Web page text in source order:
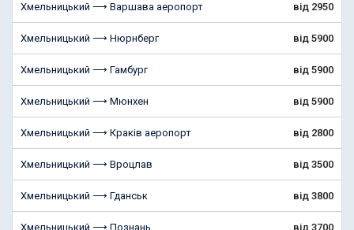
Хмельницький ⟶ Варшава аеропорт від 2950
Хмельницький ⟶ Нюрнберг від 5900
Хмельницький ⟶ Гамбург від 5900
Хмельницький ⟶ Мюнхен від 5900
Хмельницький ⟶ Краків аеропорт від 2800
Хмельницький ⟶ Вроцлав від 3500
Хмельницький ⟶ Гданськ від 3800
Хмельницький ⟶ Познань від 3700